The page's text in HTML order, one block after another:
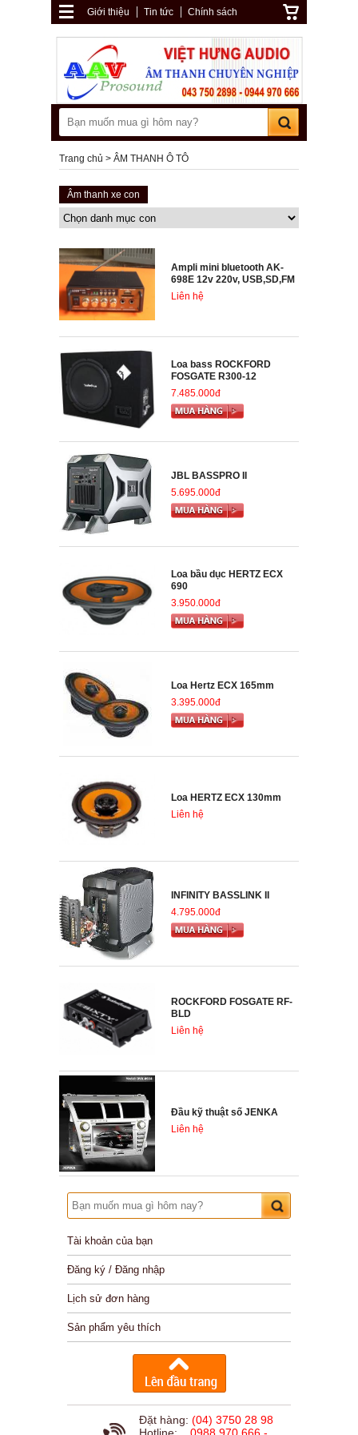
Giới thiệu Tin tức Chính sách
Trang chủ ÂM THANH Ô TÔ
Âm thanh xe con
Ampli mini bluetooth AK-
698E 12v 220v, USB,SD,FM
Liên hệ
Loa bass ROCKFORD
FOSGATE R300-12
7.485.000đ
JBL BASSPRO II
5.695.000đ
Loa bầu dục HERTZ ECX
690
3.950.000đ
Loa Hertz ECX 165mm
3.395.000đ
Loa HERTZ ECX 130mm
Liên hệ
INFINITY BASSLINK II
4.795.000đ
ROCKFORD FOSGATE RF-
BLD
Liên hệ
Đầu kỹ thuật số JENKA
Liên hệ
Tài khoản của bạn
Đăng ký / Đăng nhập
Lịch sử đơn hàng
Sản phẩm yêu thích
Đặt hàng: (04) 3750 28 98